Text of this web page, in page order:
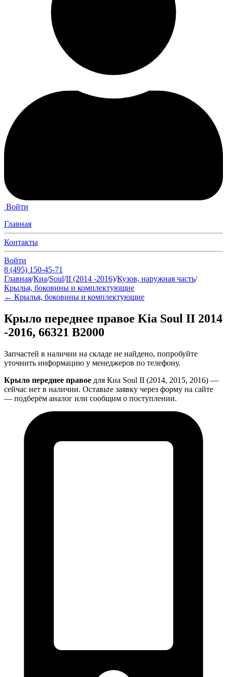
Войти
Главная
Контакты
Войти
8 (495) 150-45-71
Главная/Киа/Soul/II (2014 -2016)/Кузов, наружная часть/
Крылья, боковины и комплектующие
← Крылья, боковины и комплектующие
Крыло переднее правое Kia Soul II 2014
-2016, 66321 B2000
Запчастей в наличии на складе не найдено, попробуйте
уточнить информацию у менеджеров по телефону.
Крыло переднее правое для Киа Soul II (2014, 2015, 2016) —
сейчас нет в наличии. Оставьте заявку через форму на сайте
— подберём аналог или сообщим о поступлении.